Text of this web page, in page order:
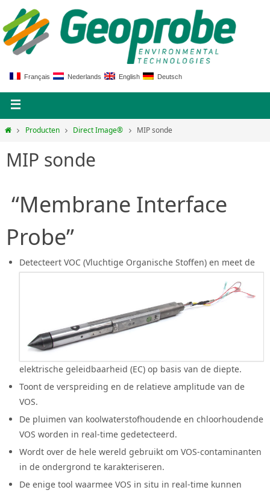
Français Nederlands English Deutsch
Producten Direct Image® MIP sonde
MIP sonde
“Membrane Interface
Probe”
Detecteert VOC (Vluchtige Organische Stoffen) en meet de
elektrische geleidbaarheid (EC) op basis van de diepte.
Toont de verspreiding en de relatieve amplitude van de
VOS.
De pluimen van koolwaterstofhoudende en chloorhoudende
VOS worden in real-time gedetecteerd.
Wordt over de hele wereld gebruikt om VOS-contaminanten
in de ondergrond te karakteriseren.
De enige tool waarmee VOS in situ in real-time kunnen